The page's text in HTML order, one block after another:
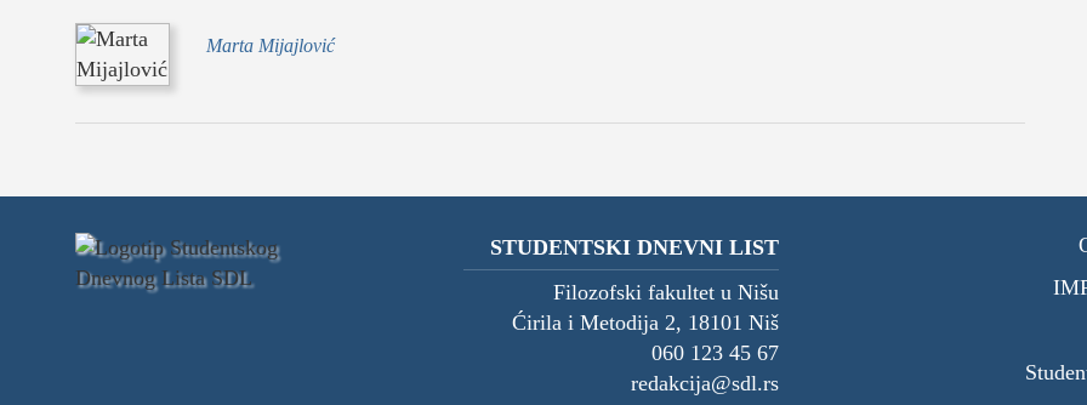
kontakt
Marta Mijajlović
STUDENTSKI DNEVNI LIST
Filozofski fakultet u Nišu
Ćirila i Metodija 2, 18101 Niš
060 123 45 67
redakcija@sdl.rs